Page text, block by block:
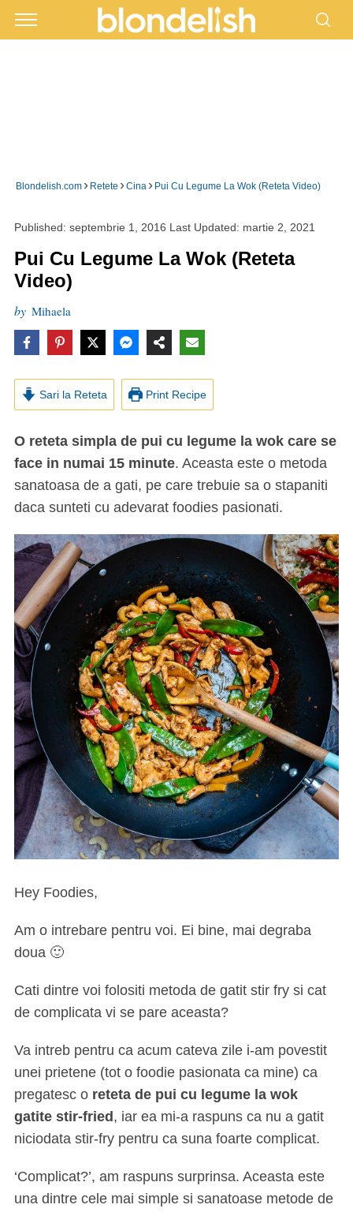
Blondelish.com › Retete ›Cina › Pui Cu Legume La Wok (Reteta Video)
Published: septembrie 1, 2016 Last Updated: martie 2, 2021
Pui Cu Legume La Wok (Reteta
Video)
by Mihaela
Sari la Reteta Print Recipe
O reteta simpla de pui cu legume la wok care se
face in numai 15 minute. Aceasta este o metoda
sanatoasa de a gati, pe care trebuie sa o stapaniti
daca sunteti cu adevarat foodies pasionati.
Hey Foodies,
Am o intrebare pentru voi. Ei bine, mai degraba
doua 🙂
Cati dintre voi folositi metoda de gatit stir fry si cat
de complicata vi se pare aceasta?
Va intreb pentru ca acum cateva zile i-am povestit
unei prietene (tot o foodie pasionata ca mine) ca
pregatesc o reteta de pui cu legume la wok
gatite stir-fried , iar ea mi-a raspuns ca nu a gatit
niciodata stir-fry pentru ca suna foarte complicat.
‘Complicat?’, am raspuns surprinsa. Aceasta este
una dintre cele mai simple si sanatoase metode de